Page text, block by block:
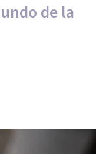
de la